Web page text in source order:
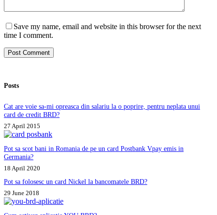
Save my name, email and website in this browser for the next
time I comment.
Post Comment
Posts
Cat are voie sa-mi opreasca din salariu la o poprire, pentru neplata unui
card de credit BRD?
27 April 2015
Pot sa scot bani in Romania de pe un card Postbank Vpay emis in
Germania?
18 April 2020
Pot sa folosesc un card Nickel la bancomatele BRD?
29 June 2018